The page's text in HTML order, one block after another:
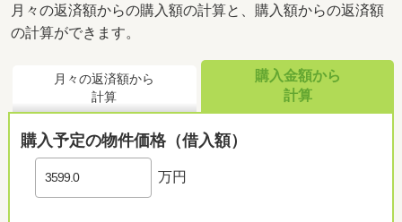
月々の返済額からの購入額の計算と、購入額からの返済額
の計算ができます。
月々の返済額から
計算
購入金額から
計算
購入予定の物件価格（借入額）
万円